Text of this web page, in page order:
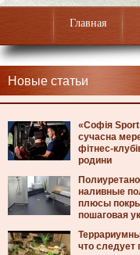
Главная
Новые статьи
«Софія
сучасна
фітнес-
родини
наливные
плюсы
пошаговая
что следует